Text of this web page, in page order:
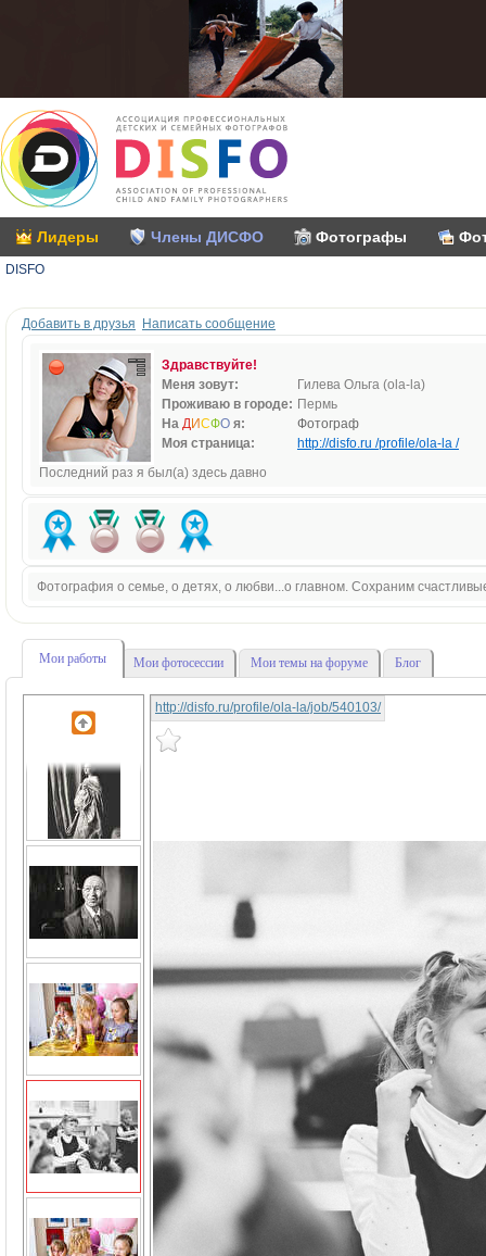
Лидеры Члены ДИСФО Фотографы
DISFO
Добавить в друзья Написать сообщение
Здравствуйте!
Меня зовут:
Гилева Ольга (ola-la)
Проживаю в городе: Пермь
На ДИСФО я:
Фотограф
Моя страница:
http://disfo.ru /profile/ola-la /
Последний раз я был(а) здесь давно
Фотография о семье, о детях, о любви...о главном. Сохраним
Мои работы Мои фотосессии Мои темы на форуме Блог
http://disfo.ru/profile/ola-la/job/540103/